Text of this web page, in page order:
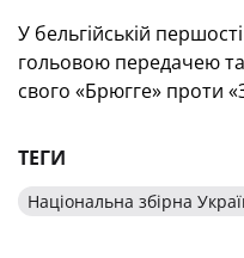
У бельгійській першості
гольовою передачею
свого «Брюгге» проти
ТЕГИ
Національна збірна